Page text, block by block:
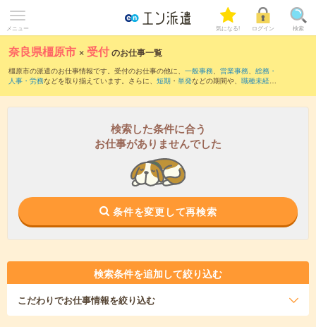
メニュー 気になる! ログイン 検索
奈良県橿原市 × 受付のお仕事一覧
橿原市の派遣のお仕事情報です。受付のお仕事の他に、 一般事務、 営業事務、 総務・
人事・労務などを取り揃えています。さらに、 短期 ・ 単発などの期間や、 職種未経験
検索した条件に合う
お仕事がありませんでした
条件を変更して再検索
検索条件を追加して絞り込む
こだわりでお仕事情報を絞り込む